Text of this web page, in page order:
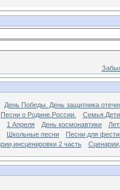
День Победы. День защитника
Песни о Родине.России.
1 Апреля День космонавтики
Школьные песни
Песни для
2 часть